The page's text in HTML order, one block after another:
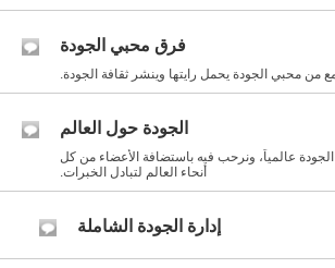
فرق محبي الجودة
من محبي الجودة يحمل رايتها وينشر ثقافة الجودة.
الجودة حول العالم
عالمياً، ونرحب فيه باستضافة الأعضاء من كل
أنحاء العالم لتبادل الخبرات.
إدارة الجودة الشاملة